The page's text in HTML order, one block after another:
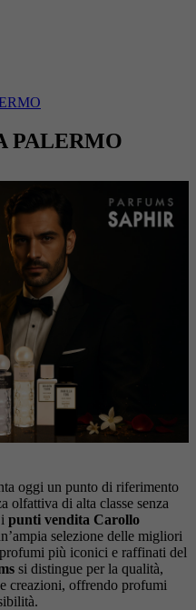
PALERMO
oggi un punto di riferimento
olfattiva di alta classe senza
punti vendita Carollo
selezione delle migliori
più iconici e raffinati del
si distingue per la qualità,
creazioni, offrendo profumi